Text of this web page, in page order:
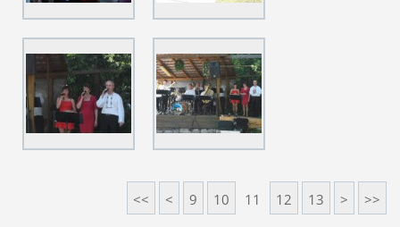
<< < 9 10 11 12 13 > >>